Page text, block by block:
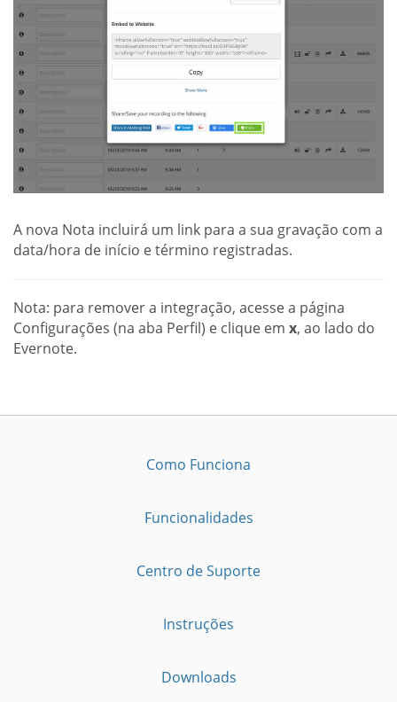
A nova Nota incluirá um link para a sua gravação com a
data/hora de início e término registradas.
Nota: para remover a integração, acesse a página
Configurações (na aba Perfil) e clique em x, ao lado do
Evernote.
Como Funciona
Funcionalidades
Centro de Suporte
Instruções
Downloads